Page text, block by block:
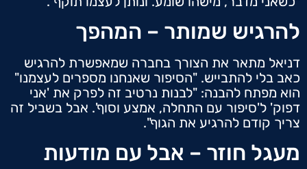
להרגיש שמותר – המהפך
דניאל מתאר את הצורך בחברה שמאפשרת להרגיש
כאב בלי להתבייש. "הסיפור שאנחנו מספרים לעצמנו"
הוא מפתח להבנה: "לבנות נרטיב זה לפרק את 'אני
דפוק' ל'סיפור עם התחלה, אמצע וסוף'. אבל בשביל זה
צריך קודם להרגיע את הגוף".
מעגל חוזר – אבל עם מודעות